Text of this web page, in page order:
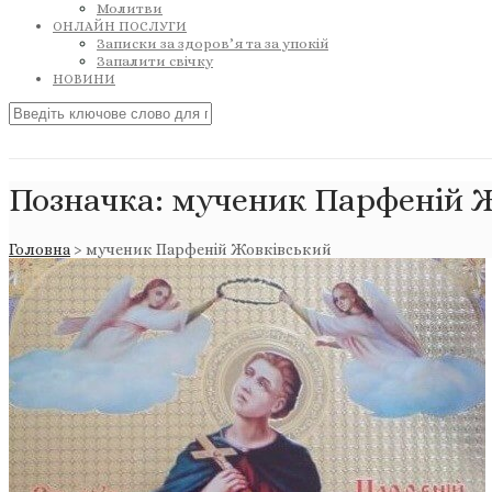
Молитви
ОНЛАЙН ПОСЛУГИ
Записки за здоров’я та за упокій
Запалити свічку
НОВИНИ
Позначка: мученик Парфеній
Головна > мученик Парфеній Жовківський